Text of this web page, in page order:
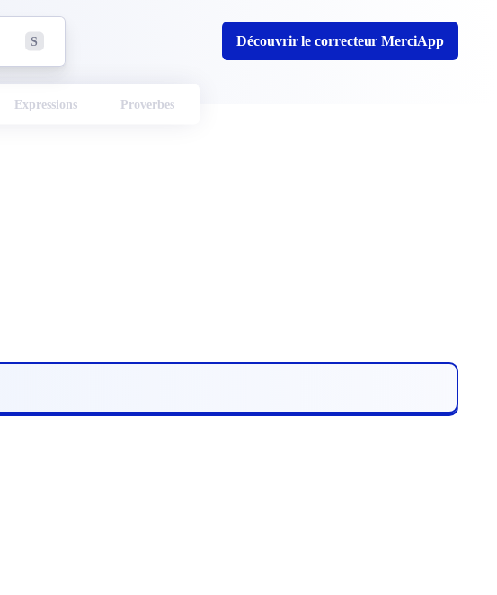
S Découvrir le correcteur MerciApp
Expressions Proverbes